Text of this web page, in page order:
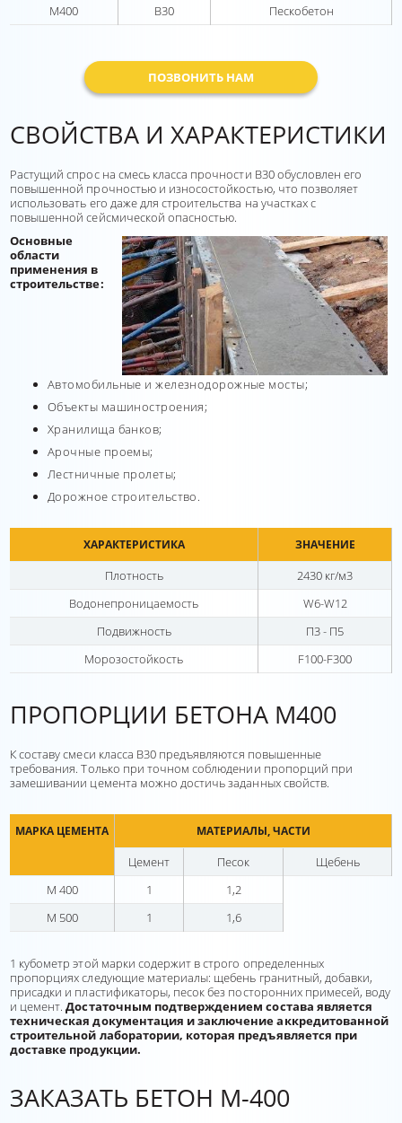
М400
В30 Пескобетон
ПОЗВОНИТЬ НАМ
СВОЙСТВА И ХАРАКТЕРИСТИКИ
Растущий спрос на смесь класса прочности В30 обусловлен его
повышенной прочностью и износостойкостью, что позволяет
использовать его даже для строительства на участках с
повышенной сейсмической опасностью.
Основные
области
применения в
строительстве:
Автомобильные и железнодорожные мосты;
Объекты машиностроения;
Хранилища банков;
Арочные проемы;
Лестничные пролеты;
Дорожное строительство.
ХАРАКТЕРИСТИКА ЗНАЧЕНИЕ
Плотность
2430 кг/м3
Водонепроницаемость
W6-W12
Подвижность
П3 - П5
Морозостойкость
F100-F300
ПРОПОРЦИИ БЕТОНА М400
К составу смеси класса В30 предъявляются повышенные
требования. Только при точном соблюдении пропорций при
замешивании цемента можно достичь заданных свойств.
МАРКА ЦЕМЕНТА МАТЕРИАЛЫ, ЧАСТИ
Цемент Песок
Щебень
М 400
1
1,2
М 500
1 1,6
1 кубометр этой марки содержит в строго определенных
пропорциях следующие материалы: щебень гранитный, добавки,
присадки и пластификаторы, песок без посторонних примесей, воду
и цемент.Достаточным подтверждением состава является
техническая документация и заключение аккредитованной
строительной лаборатории, которая предъявляется при
доставке продукции.
ЗАКАЗАТЬ БЕТОН М-400